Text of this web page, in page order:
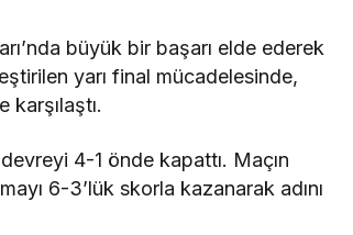
büyük bir başarı elde ederek
yarı final mücadelesinde,
4-1 önde kapattı. Maçın
6-3’lük skorla kazanarak adını